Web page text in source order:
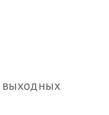
выходных